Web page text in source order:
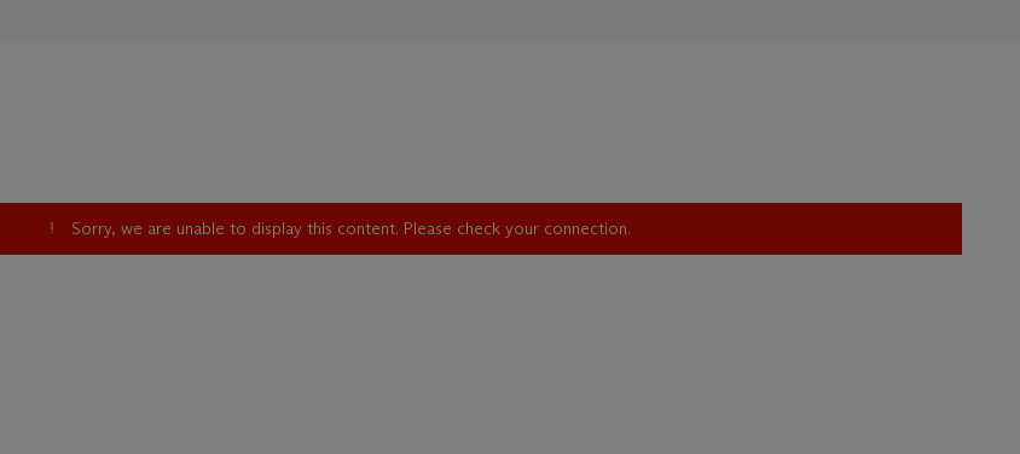
et équilibrée, et des montures réalisées sur mesure pour le corps
d’acanthe, d’une symétrie exemplaire, illustrent la qualité de
Duplessis et présentant des bases et des anses similaires, mais
aujourd’hui au musée Nissim de Camondo et à Waddesdon
Sorry, we are unable to display this content. Please check your connection.